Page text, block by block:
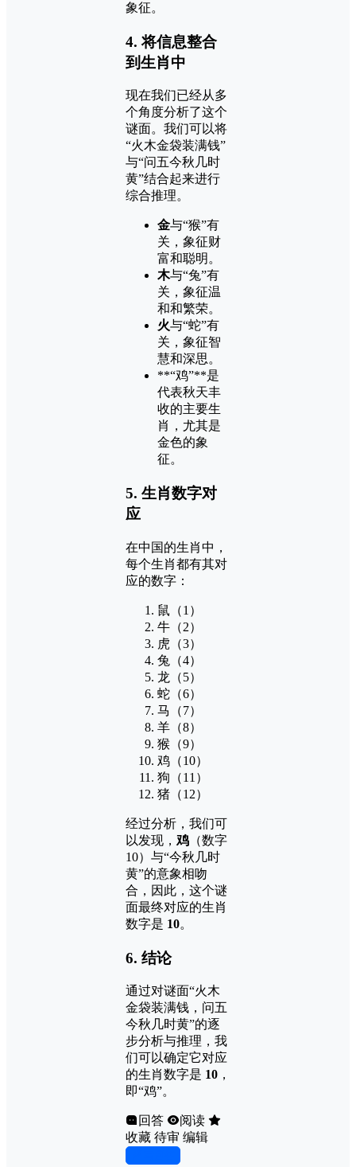
象征。
4. 将信息整合
到生肖中
现在我们已经从多
个角度分析了这个
谜面。我们可以将
“火木金袋装满钱”
与“问五今秋几时
黄”结合起来进行
综合推理。
金与“猴”有
关，象征财
富和聪明。
木与“兔”有
关，象征温
和和繁荣。
火与“蛇”有
关，象征智
慧和深思。
**“鸡”**是
代表秋天丰
收的主要生
肖，尤其是
金色的象
征。
5. 生肖数字对
应
在中国的生肖中，
每个生肖都有其对
应的数字：
鼠（1）
牛（2）
虎（3）
兔（4）
龙（5）
蛇（6）
马（7）
羊（8）
猴（9）
鸡（10）
狗（11）
猪（12）
经过分析，我们可
以发现， 鸡 （数字
10）与“今秋几时
黄”的意象相吻
合，因此，这个谜
面最终对应的生肖
数字是 10。
6. 结论
通过对谜面“火木
金袋装满钱，问五
今秋几时黄”的逐
步分析与推理，我
们可以确定它对应
的生肖数字是 10 ，
即“鸡”。
回答
阅读
收藏 待审 编辑